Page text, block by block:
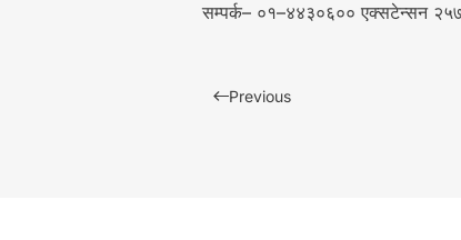
सम्पर्क– ०१–४४३०६०० एक्सटेन्सन
Previous